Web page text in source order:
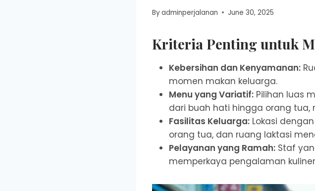
Byadminperjalanan June 30, 2025
Kriteria Penting untuk
Kebersihan dan Kenyamanan:
momen makan keluarga.
Menu yang Variatif: Pilihan luas
dari buah hati hingga orang tua,
Fasilitas Keluarga: Lokasi
orang tua, dan ruang laktasi
Pelayanan yang Ramah: Staf
memperkaya pengalaman